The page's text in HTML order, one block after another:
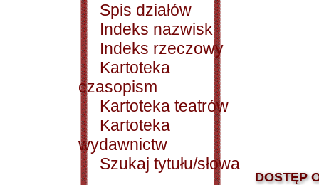
Spis działów
Indeks nazwisk
Indeks rzeczowy
Kartoteka
czasopism
Kartoteka teatrów
Kartoteka
wydawnictw
Szukaj tytułu/słowa
DOSTĘP